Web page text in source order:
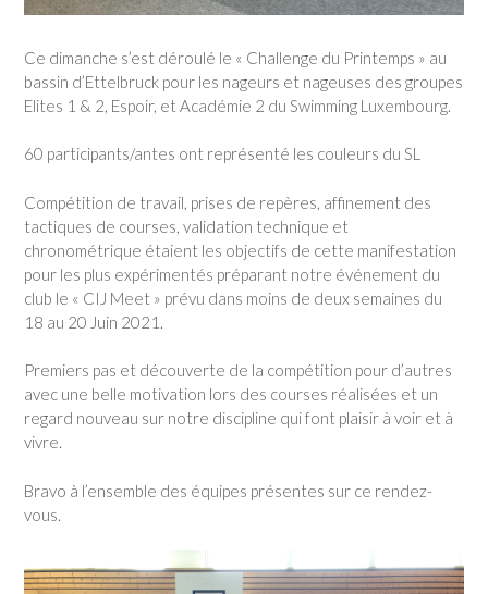
Ce dimanche s’est déroulé le « Challenge du Printemps » au
bassin d’Ettelbruck pour les nageurs et nageuses des groupes
Elites 1 & 2, Espoir, et Académie 2 du Swimming Luxembourg.
60 participants/antes ont représenté les couleurs du SL
Compétition de travail, prises de repères, affinement des
tactiques de courses, validation technique et
chronométrique étaient les objectifs de cette manifestation
pour les plus expérimentés préparant notre événement du
club le « CIJ Meet » prévu dans moins de deux semaines du
18 au 20 Juin 2021.
Premiers pas et découverte de la compétition pour d’autres
avec une belle motivation lors des courses réalisées et un
regard nouveau sur notre discipline qui font plaisir à voir et à
vivre.
Bravo à l’ensemble des équipes présentes sur ce rendez-
vous.